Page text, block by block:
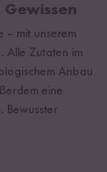
– mit unserem
Alle Zutaten im
Anbau
eine
. Bewusster